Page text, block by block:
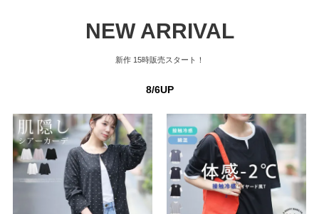
NEW ARRIVAL
新作 15時販売スタート！
8/6UP